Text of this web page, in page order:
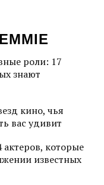
роли: 17
знают
кино, чья
вас удивит
которые
известных